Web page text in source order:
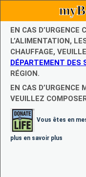
EN CAS D’URGENCE
L’ALIMENTATION,
CHAUFFAGE,
DÉPARTEMENT DES
RÉGION.
EN CAS D’URGENCE
VEUILLEZ
Vous êtes en
plus en savoir plus